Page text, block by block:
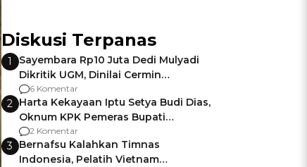
Diskusi Terpanas
1
Sayembara Rp10 Juta Dedi Mulyadi
Dikritik UGM, Dinilai Cermin
Gagalnya Negara Jamin Keamanan
6 Komentar
2 Harta Kekayaan Iptu Setya Budi Dias,
Oknum KPK Pemeras Bupati
Pemalang
2 Komentar
3 Bernafsu Kalahkan Timnas
Indonesia, Pelatih Vietnam